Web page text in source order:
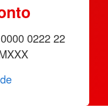
0222 22